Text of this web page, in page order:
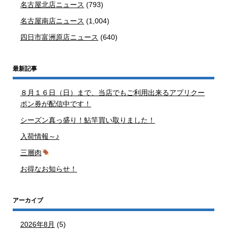
名古屋北店ニュース (793)
名古屋南店ニュース (1,004)
四日市富洲原店ニュース (640)
最新記事
８月１６日（日）まで、当店でもご利用出来るアプリクー
ポン券が配信中です！
シーズン真っ盛り！鮎竿買い取りました！
入荷情報～♪
三層肉
お得なお知らせ！
アーカイブ
2026年8月 (5)